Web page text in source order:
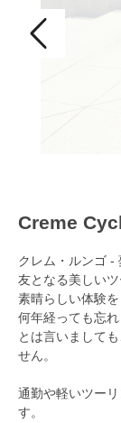
Creme
クレム・ルンゴ -
友となる美しいツ
素晴らしい体験
何年経っても忘
とは言いまして
せん。
通勤や軽いツー
す。